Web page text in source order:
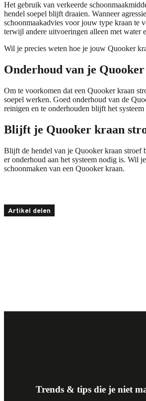
Het gebruik van verkeerde
hendel soepel blijft draaien. Wanneer
schoonmaakadvies voor jouw type kraan te
terwijl andere uitvoeringen alleen met water
Wil je precies weten hoe je jouw Quooker
Onderhoud van je
Om te voorkomen dat een Quooker kraan
soepel werken. Goed onderhoud van de
reinigen en te onderhouden blijft het
Blijft je Quooker kraan
Blijft de hendel van je Quooker kraan stroef
er onderhoud aan het systeem nodig is. Wil
schoonmaken van een Quooker kraan.
Artikel delen
Lees meerLees meer
Trends & tips die je niet